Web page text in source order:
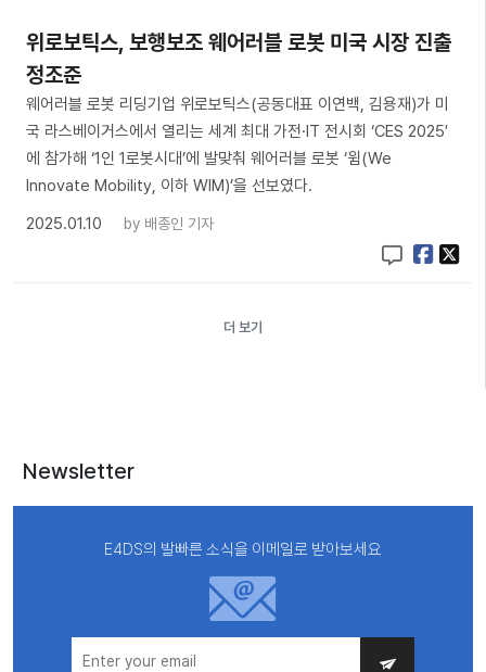
위로보틱스, 보행보조 웨어러블 로봇 미국 시장 진출
정조준
웨어러블 로봇 리딩기업 위로보틱스(공동대표 이연백, 김용재)가 미
국 라스베이거스에서 열리는 세계 최대 가전·IT 전시회 ‘CES 2025′
에 참가해 ‘1인 1로봇시대’에 발맞춰 웨어러블 로봇 ‘윔(We
Innovate Mobility, 이하 WIM)’을 선보였다.
2025.01.10
by 배종인 기자
더 보기
Newsletter
E4DS의 발빠른 소식을 이메일로 받아보세요